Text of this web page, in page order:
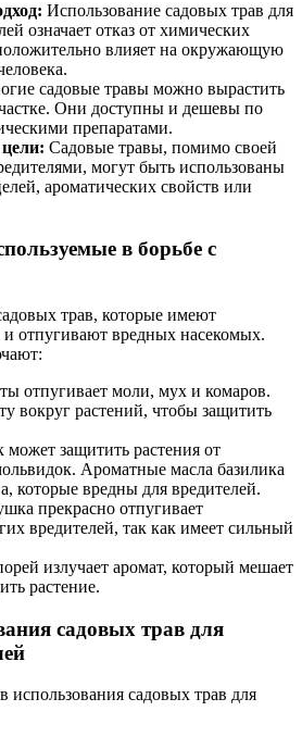
Использование садовых трав для
означает отказ от химических
влияет на окружающую
садовые травы можно вырастить
Они доступны и дешевы по
препаратами.
Садовые травы, помимо своей
могут быть использованы
ароматических свойств или
в борьбе с
трав, которые имеют
и отпугивают вредных насекомых.
отпугивает моли, мух и комаров.
вокруг растений, чтобы защитить
может защитить растения от
Ароматные масла базилика
которые вредны для вредителей.
прекрасно отпугивает
вредителей, так как имеет сильный
излучает аромат, который мешает
растение.
садовых трав для
использования садовых трав для